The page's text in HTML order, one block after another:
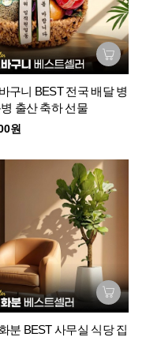
구니 BEST 전국 배달 병
출산 축하 선물
원
분 BEST 사무실 식당 집